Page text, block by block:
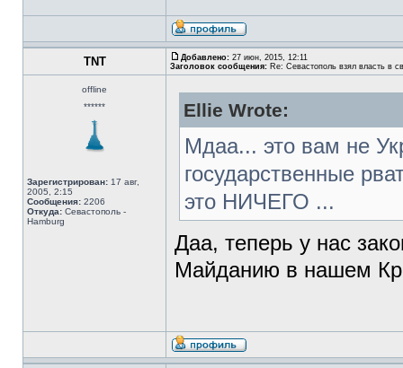
TNT Добавлено: 27 июн, 2015, 12:11
Заголовок сообщения: Re: Севастополь взял власть в
offline
******
Зарегистрирован: 17 авг,
2005, 2:15
Сообщения: 2206
Откуда: Севастополь -
Hamburg
Ellie Wrote:
Мдаа... это вам не
государственные
это НИЧЕГО ...
Даа, теперь у нас
Майданию в нашем